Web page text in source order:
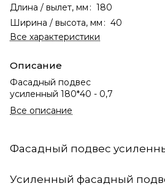
Длина / вылет, мм : 180
Ширина / высота, мм : 40
Все характеристики
Описание
Фасадный подвес
усиленный 180*40 - 0,7
Все описание
Фасадный подвес
Усиленный фасадный